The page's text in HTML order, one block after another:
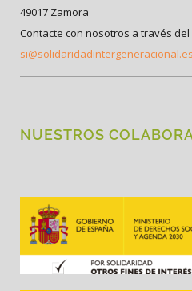
49017 Zamora
Contacte con nosotros a través
si@solidaridadintergeneracional.es
NUESTROS